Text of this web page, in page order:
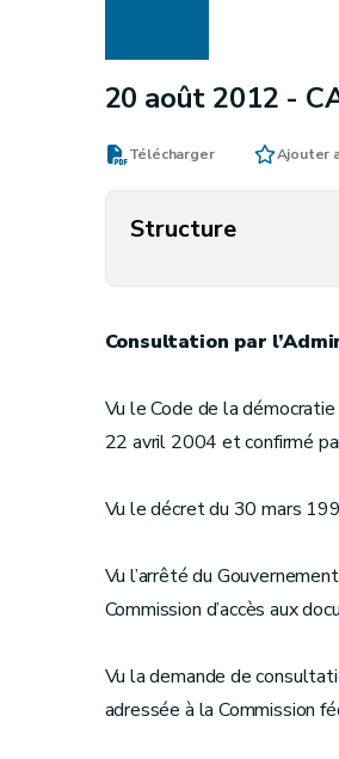
20 août 2012 -
Télécharger Ajouter
Structure
Consultation par
Vu le Code de la
22 avril 2004 et confirmé
Vu le décret du 30 mars
Vu l’arrêté du
Commission d’accès aux
Vu la demande de
adressée à la Commission